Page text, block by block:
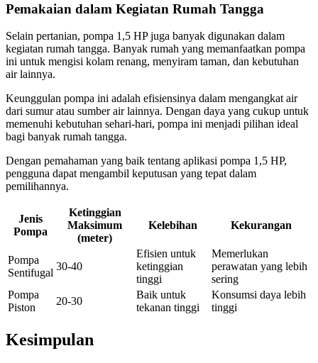
Pemakaian dalam Kegiatan Rumah Tangga
Selain pertanian, pompa 1,5 HP juga banyak digunakan dalam
kegiatan rumah tangga. Banyak rumah yang memanfaatkan pompa
ini untuk mengisi kolam renang, menyiram taman, dan kebutuhan
air lainnya.
Keunggulan pompa ini adalah efisiensinya dalam mengangkat air
dari sumur atau sumber air lainnya. Dengan daya yang cukup untuk
memenuhi kebutuhan sehari-hari, pompa ini menjadi pilihan ideal
bagi banyak rumah tangga.
Dengan pemahaman yang baik tentang aplikasi pompa 1,5 HP,
pengguna dapat mengambil keputusan yang tepat dalam
pemilihannya.
Jenis
Pompa
Ketinggian
Maksimum
(meter)
Kelebihan Kekurangan
Pompa
Sentifugal
30-40
Efisien untuk
ketinggian
tinggi
Memerlukan
perawatan yang lebih
sering
Pompa
Piston
20-30
Baik untuk
tekanan tinggi
Konsumsi daya lebih
tinggi
Kesimpulan